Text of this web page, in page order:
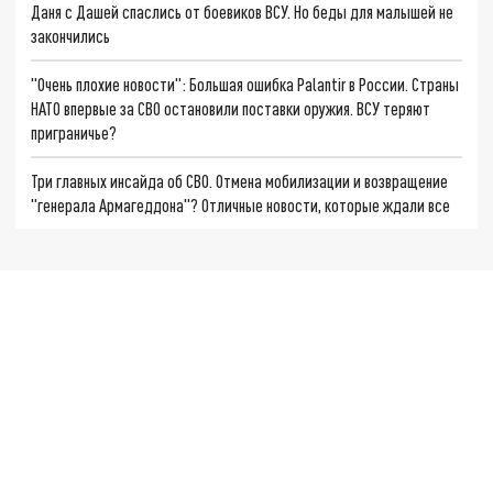
Даня с Дашей спаслись от боевиков ВСУ. Но беды для малышей не
закончились
"Очень плохие новости": Большая ошибка Palantir в России. Страны
НАТО впервые за СВО остановили поставки оружия. ВСУ теряют
приграничье?
Три главных инсайда об СВО. Отмена мобилизации и возвращение
"генерала Армагеддона"? Отличные новости, которые ждали все